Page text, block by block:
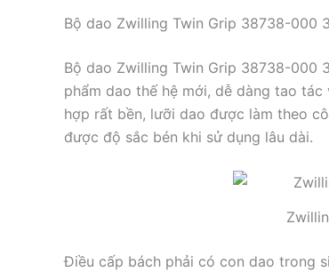
Bộ dao Zwilling Twin Grip 38738-000
Bộ dao Zwilling Twin Grip 38738-000
phẩm dao thế hệ mới, dễ dàng tao
hợp rất bền, lưỡi dao được làm theo
được độ sắc bén khi sử dụng lâu dài.
Điều cấp bách phải có con dao trong